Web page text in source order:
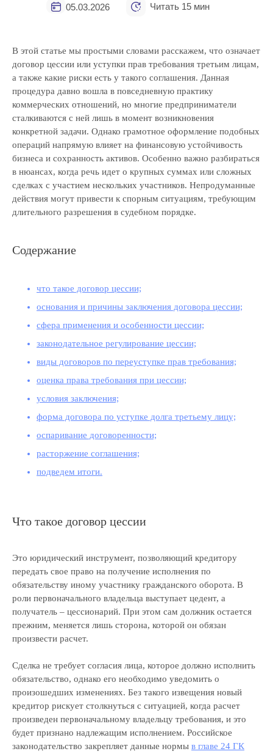
05.03.2026 Читать 15 мин
В этой статье мы простыми словами расскажем, что означает
договор цессии или уступки прав требования третьим лицам,
а также какие риски есть у такого соглашения. Данная
процедура давно вошла в повседневную практику
коммерческих отношений, но многие предприниматели
сталкиваются с ней лишь в момент возникновения
конкретной задачи. Однако грамотное оформление подобных
операций напрямую влияет на финансовую устойчивость
бизнеса и сохранность активов. Особенно важно разбираться
в нюансах, когда речь идет о крупных суммах или сложных
сделках с участием нескольких участников. Непродуманные
действия могут привести к спорным ситуациям, требующим
длительного разрешения в судебном порядке.
Содержание
что такое договор цессии;
основания и причины заключения договора цессии;
сфера применения и особенности цессии;
законодательное регулирование цессии;
виды договоров по переуступке прав требования;
оценка права требования при цессии;
условия заключения;
форма договора по уступке долга третьему лицу;
оспаривание договоренности;
расторжение соглашения;
подведем итоги.
Что такое договор цессии
Это юридический инструмент, позволяющий кредитору
передать свое право на получение исполнения по
обязательству иному участнику гражданского оборота. В
роли первоначального владельца выступает цедент, а
получатель – цессионарий. При этом сам должник остается
прежним, меняется лишь сторона, которой он обязан
произвести расчет.
Сделка не требует согласия лица, которое должно исполнить
обязательство, однако его необходимо уведомить о
произошедших изменениях. Без такого извещения новый
кредитор рискует столкнуться с ситуацией, когда расчет
произведен первоначальному владельцу требования, и это
будет признано надлежащим исполнением. Российское
законодательство закрепляет данные нормы в главе 24 ГК